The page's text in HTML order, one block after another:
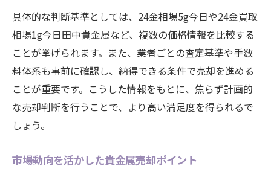
具体的な判断基準としては、24金相場5g今日や24金買取
相場1g今日田中貴金属など、複数の価格情報を比較する
ことが挙げられます。また、業者ごとの査定基準や手数
料体系も事前に確認し、納得できる条件で売却を進める
ことが重要です。こうした情報をもとに、焦らず計画的
な売却判断を行うことで、より高い満足度を得られるで
しょう。
市場動向を活かした貴金属売却ポイント